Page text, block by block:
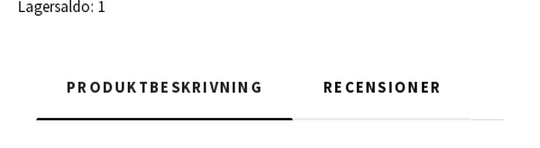
Lagersaldo: 1
PRODUKTBESKRIVNING RECENSIONER